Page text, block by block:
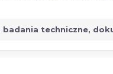
badania techniczne,